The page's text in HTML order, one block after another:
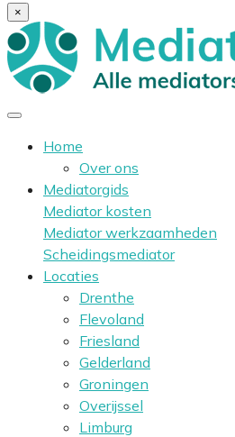
×
Home
Over ons
Mediatorgids
Mediator kosten
Mediator werkzaamheden
Scheidingsmediator
Locaties
Drenthe
Flevoland
Friesland
Gelderland
Groningen
Overijssel
Limburg